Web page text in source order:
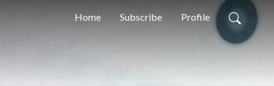
Home Subscribe Profile